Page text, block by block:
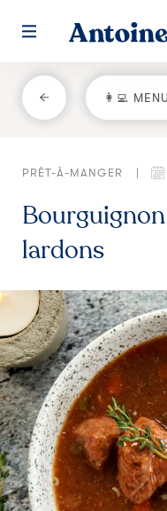
RETOUR
Fonctionnement
Environnement
Producteurs
Zone de livraison
👩‍💻
PRÊT-À-MANGER
lardons